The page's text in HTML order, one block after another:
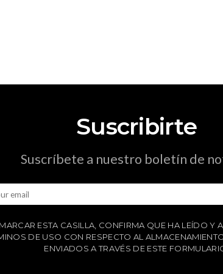
Suscribirte
Suscríbete a nuestro boletín de
ESTA CASILLA, CONFIRMA QUE HA LEÍDO Y
DE USO CON RESPECTO AL
ENVIADOS A TRAVÉS DE ESTE